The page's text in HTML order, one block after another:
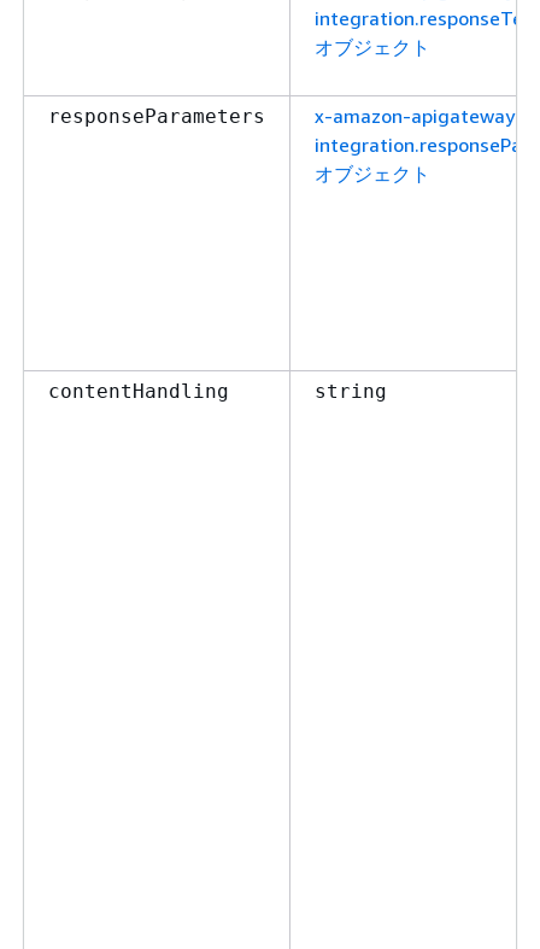
オブジェクト
responseParameters
x-amazon-apigateway-
オブジェクト
contentHandling string